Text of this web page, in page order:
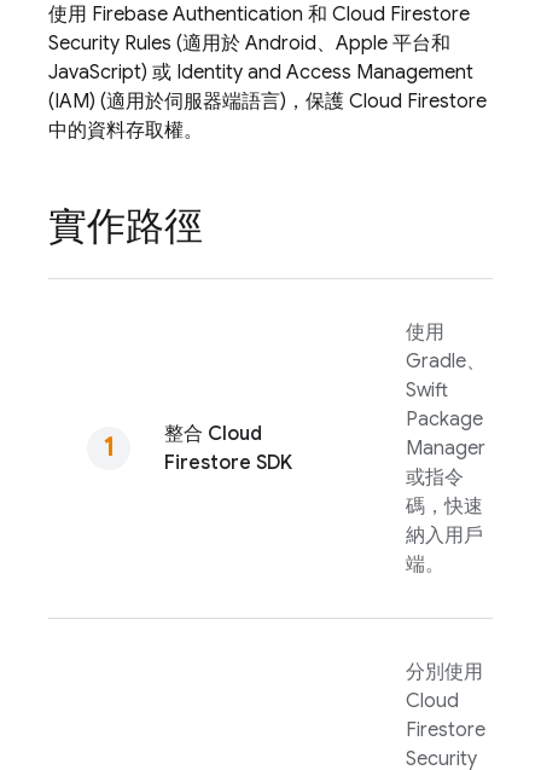
使用 Firebase Authentication 和 Cloud Firestore
Security Rules (適用於 Android、Apple 平台和
JavaScript) 或 Identity and Access Management
(IAM) (適用於伺服器端語言)，保護 Cloud Firestore
中的資料存取權。
實作路徑
整合 Cloud
Firestore SDK
使用
Gradle、
Swift
Package
Manager
或指令
碼，快速
納入用戶
端。
分別使用
Cloud
Firestore
Security